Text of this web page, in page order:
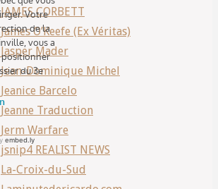
JAMES CORBETT
James O’Keefe (Ex Véritas)
Jasper Mader
Jean-Dominique Michel
Jeanice Barcelo
Jeanne Traduction
Jerm Warfare
jsnip4 REALIST NEWS
La-Croix-du-Sud